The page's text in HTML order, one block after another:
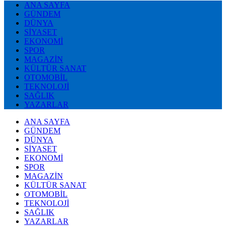
ANA SAYFA
GÜNDEM
DÜNYA
SİYASET
EKONOMİ
SPOR
MAGAZİN
KÜLTÜR SANAT
OTOMOBİL
TEKNOLOJİ
SAĞLIK
YAZARLAR
ANA SAYFA
GÜNDEM
DÜNYA
SİYASET
EKONOMİ
SPOR
MAGAZİN
KÜLTÜR SANAT
OTOMOBİL
TEKNOLOJİ
SAĞLIK
YAZARLAR